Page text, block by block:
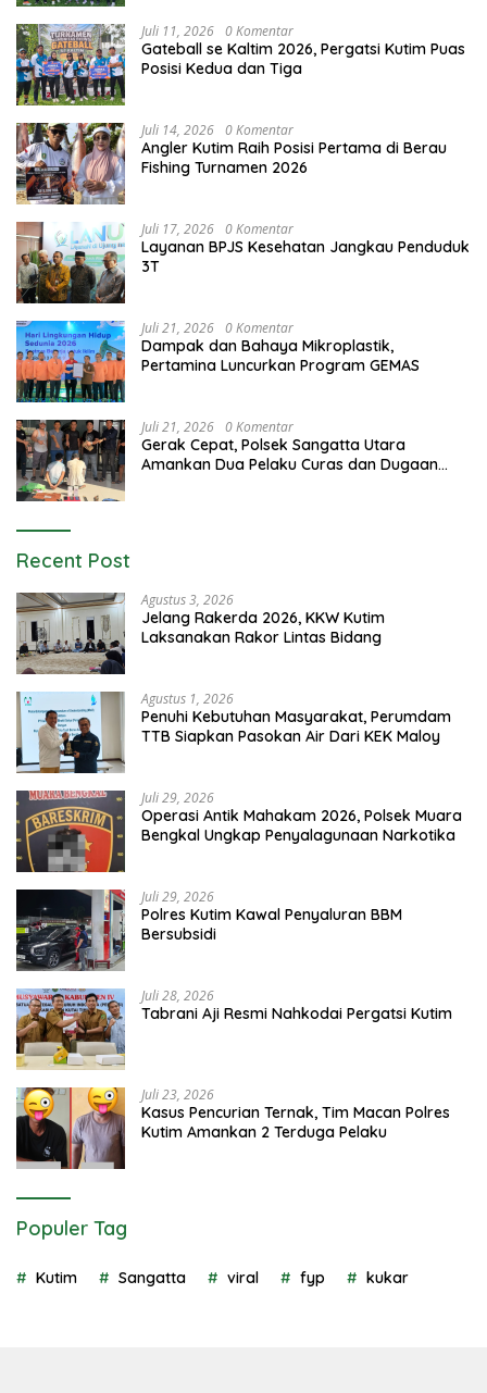
Juli 11, 2026 0 Komentar
Gateball se Kaltim 2026, Pergatsi Kutim Puas
Posisi Kedua dan Tiga
Juli 14, 2026 0 Komentar
Angler Kutim Raih Posisi Pertama di Berau
Fishing Turnamen 2026
Juli 17, 2026 0 Komentar
Layanan BPJS Kesehatan Jangkau Penduduk
3T
Juli 21, 2026 0 Komentar
Dampak dan Bahaya Mikroplastik,
Pertamina Luncurkan Program GEMAS
Juli 21, 2026 0 Komentar
Gerak Cepat, Polsek Sangatta Utara
Amankan Dua Pelaku Curas dan Dugaan
Recent Post
Agustus 3, 2026
Jelang Rakerda 2026, KKW Kutim
Laksanakan Rakor Lintas Bidang
Agustus 1, 2026
Penuhi Kebutuhan Masyarakat, Perumdam
TTB Siapkan Pasokan Air Dari KEK Maloy
Juli 29, 2026
Operasi Antik Mahakam 2026, Polsek Muara
Bengkal Ungkap Penyalagunaan Narkotika
Juli 29, 2026
Polres Kutim Kawal Penyaluran BBM
Bersubsidi
Juli 28, 2026
Tabrani Aji Resmi Nahkodai Pergatsi Kutim
Juli 23, 2026
Kasus Pencurian Ternak, Tim Macan Polres
Kutim Amankan 2 Terduga Pelaku
Populer Tag
Kutim Sangatta viral fyp kukar